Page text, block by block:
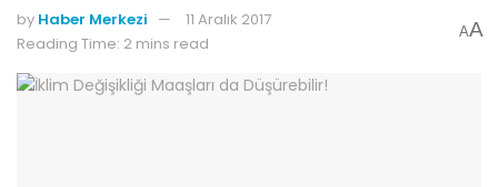
by Haber Merkezi
11 Aralık 2017
Reading Time: 2 mins read
AA